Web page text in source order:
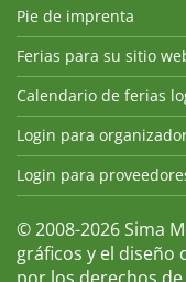
Pie de imprenta
Ferias para su sitio
Calendario de ferias
Login para
Login para
© 2008-2026 Sima
gráficos y el diseño